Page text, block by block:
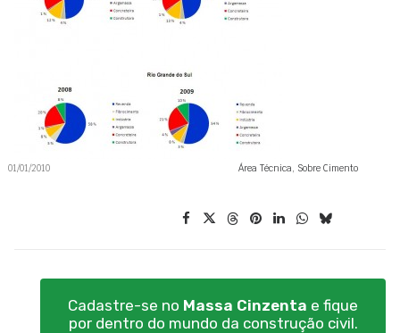
01/01/2010 Área Técnica, Sobre Cimento
Cadastre-se no Massa Cinzenta e fique
por dentro do mundo da construção civil.